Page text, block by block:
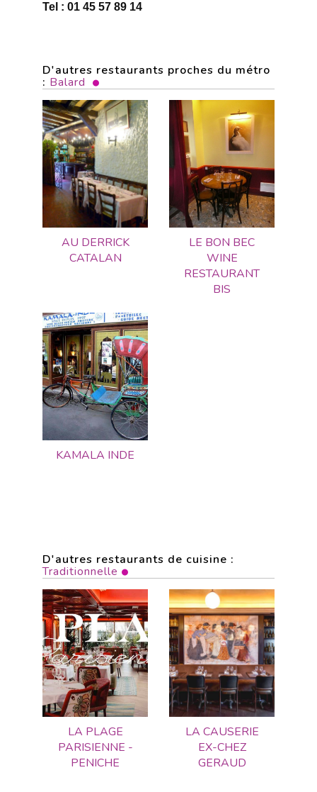
Tel : 01 45 57 89 14
D'autres restaurants proches du métro
: Balard
AU DERRICK
CATALAN
LE BON BEC
WINE
RESTAURANT
BIS
KAMALA INDE
D'autres restaurants de cuisine :
Traditionnelle
LA PLAGE
PARISIENNE -
PENICHE
LA CAUSERIE
EX-CHEZ
GERAUD